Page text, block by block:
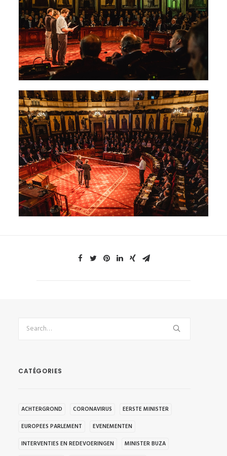
CATÉGORIES
ACHTERGROND CORONAVIRUS
EERSTE MINISTER
EUROPEES PARLEMENT
EVENEMENTEN
INTERVENTIES EN REDEVOERINGEN
MINISTER BUZA